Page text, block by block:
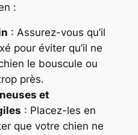
:
: Assurez-vous qu’il
pour éviter qu’il ne
le bouscule ou
près.
et
: Placez-les en
que votre chien ne